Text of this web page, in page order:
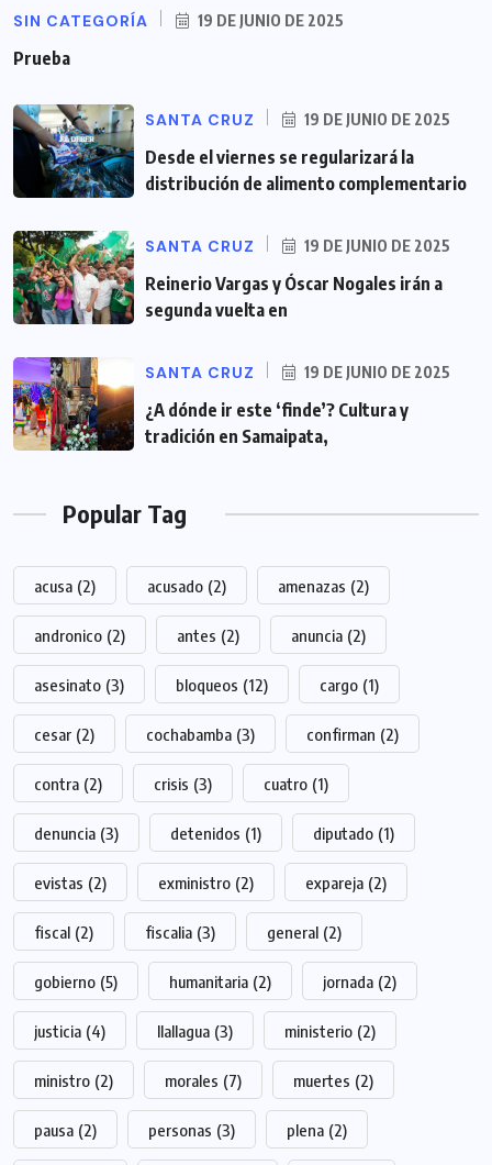
SIN CATEGORÍA 19 DE JUNIO DE 2025
Prueba
SANTA CRUZ 19 DE JUNIO DE 2025
Desde el viernes se regularizará la
distribución de alimento complementario
SANTA CRUZ 19 DE JUNIO DE 2025
Reinerio Vargas y Óscar Nogales irán a
segunda vuelta en
SANTA CRUZ 19 DE JUNIO DE 2025
¿A dónde ir este ‘finde’? Cultura y
tradición en Samaipata,
Popular Tag
acusa (2) acusado (2) amenazas (2)
andronico (2) antes (2) anuncia (2)
asesinato (3) bloqueos (12) cargo (1)
cesar (2) cochabamba (3) confirman (2)
contra (2) crisis (3) cuatro (1)
denuncia (3) detenidos (1) diputado (1)
evistas (2) exministro (2) expareja (2)
fiscal (2) fiscalia (3) general (2)
gobierno (5) humanitaria (2) jornada (2)
justicia (4) llallagua (3) ministerio (2)
ministro (2) morales (7) muertes (2)
pausa (2) personas (3) plena (2)